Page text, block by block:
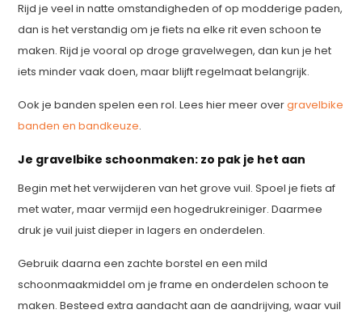
Rijd je veel in natte omstandigheden of op modderige paden,
dan is het verstandig om je fiets na elke rit even schoon te
maken. Rijd je vooral op droge gravelwegen, dan kun je het
iets minder vaak doen, maar blijft regelmaat belangrijk.
Ook je banden spelen een rol. Lees hier meer overgravelbike
banden en bandkeuze.
Je gravelbike schoonmaken: zo pak je het aan
Begin met het verwijderen van het grove vuil. Spoel je fiets af
met water, maar vermijd een hogedrukreiniger. Daarmee
druk je vuil juist dieper in lagers en onderdelen.
Gebruik daarna een zachte borstel en een mild
schoonmaakmiddel om je frame en onderdelen schoon te
maken. Besteed extra aandacht aan de aandrijving, waar vuil